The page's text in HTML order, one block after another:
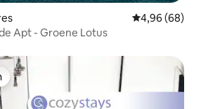
Gemiddelde
4,96 (68)
Apt - Groene Lotus